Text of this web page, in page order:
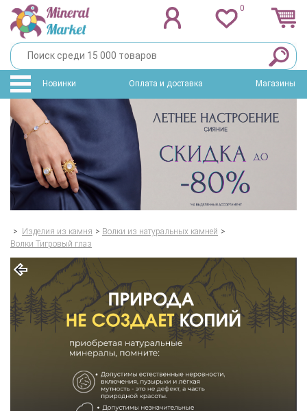
0
Новинки Оплата и доставка Магазины
> Изделия из камня > Волки из натуральных камней >
Волки Тигровый глаз